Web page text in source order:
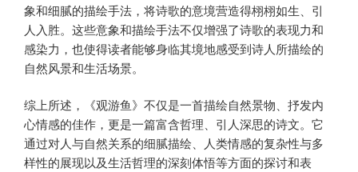
象和细腻的描绘手法，将诗歌的意境营造得栩栩如生、引
人入胜。这些意象和描绘手法不仅增强了诗歌的表现力和
感染力，也使得读者能够身临其境地感受到诗人所描绘的
自然风景和生活场景。
综上所述，《观游鱼》不仅是一首描绘自然景物、抒发内
心情感的佳作，更是一篇富含哲理、引人深思的诗文。它
通过对人与自然关系的细腻描绘、人类情感的复杂性与多
样性的展现以及生活哲理的深刻体悟等方面的探讨和表